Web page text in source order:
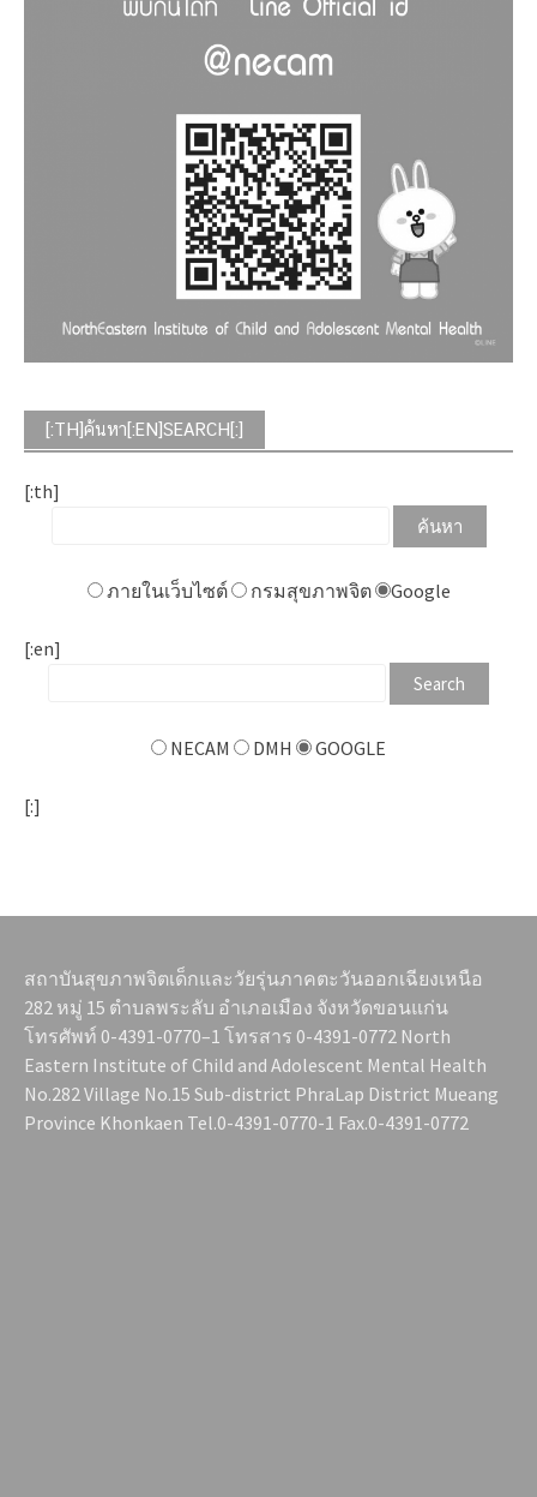
[:TH]ค้นหา[:EN]SEARCH[:]
[:th]
ภายในเว็บไซต์ กรมสุขภาพจิต Google
[:en]
NECAM DMH GOOGLE
[:]
สถาบันสุขภาพจิตเด็กและวัยรุ่นภาคตะวันออกเฉียงเหนือ
282 หมู่ 15 ตำบลพระลับ อำเภอเมือง จังหวัดขอนแก่น
โทรศัพท์ 0-4391-0770–1 โทรสาร 0-4391-0772 North
Eastern Institute of Child and Adolescent Mental Health
No.282 Village No.15 Sub-district PhraLap District Mueang
Province Khonkaen Tel.0-4391-0770-1 Fax.0-4391-0772